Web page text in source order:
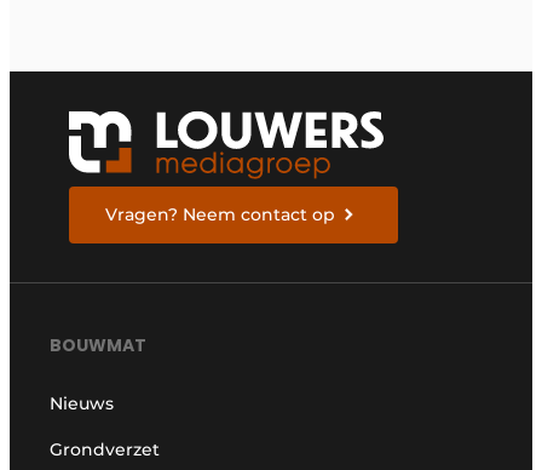
Vragen? Neem contact op
BOUWMAT
Nieuws
Grondverzet